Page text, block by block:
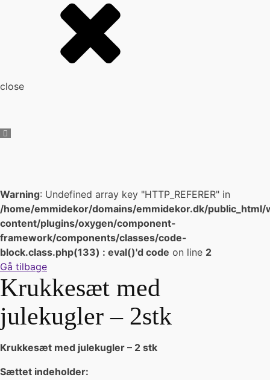
close
Warning: Undefined array key "HTTP_REFERER" in
/home/emmidekor/domains/emmidekor.dk/public_html/
content/plugins/oxygen/component-
framework/components/classes/code-
block.class.php(133) : eval()'d code on line 2
Gå tilbage
Krukkesæt med
julekugler – 2stk
Krukkesæt med julekugler – 2 stk
Sættet indeholder: